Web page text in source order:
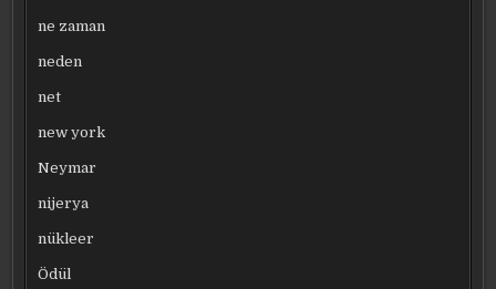
ne zaman
neden
net
new york
Neymar
nijerya
nükleer
Ödül